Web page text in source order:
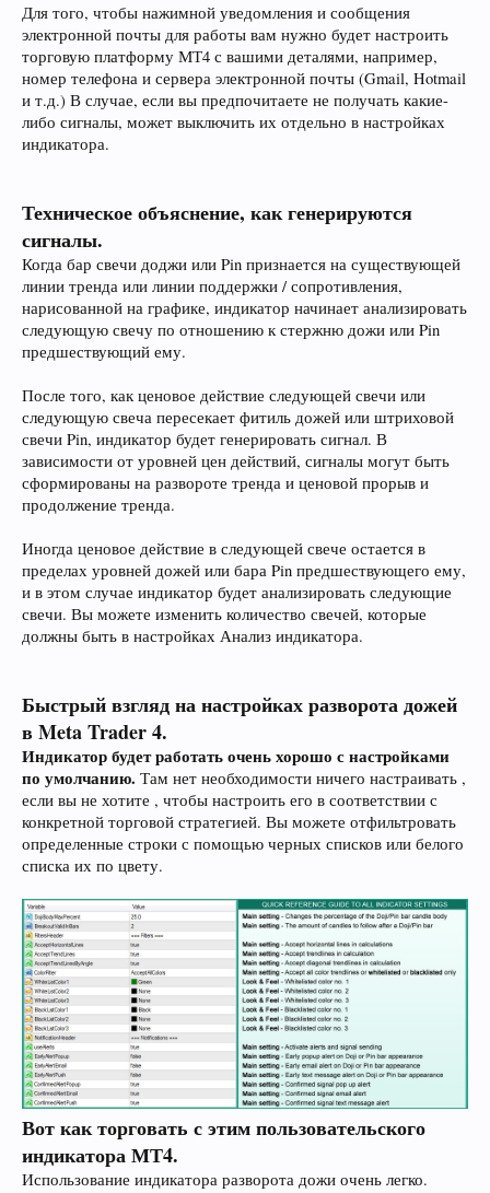
Для того, чтобы нажимной уведомления и сообщения
электронной почты для работы вам нужно будет настроить
торговую платформу МТ4 с вашими деталями, например,
номер телефона и сервера электронной почты (Gmail, Hotmail
и т.д.) В случае, если вы предпочитаете не получать какие-
либо сигналы, может выключить их отдельно в настройках
индикатора.
Техническое объяснение, как генерируются
сигналы.
Когда бар свечи доджи или Pin признается на существующей
линии тренда или линии поддержки / сопротивления,
нарисованной на графике, индикатор начинает анализировать
следующую свечу по отношению к стержню дожи или Pin
предшествующий ему.
После того, как ценовое действие следующей свечи или
следующую свеча пересекает фитиль дожей или штриховой
свечи Pin, индикатор будет генерировать сигнал. В
зависимости от уровней цен действий, сигналы могут быть
сформированы на развороте тренда и ценовой прорыв и
продолжение тренда.
Иногда ценовое действие в следующей свече остается в
пределах уровней дожей или бара Pin предшествующего ему,
и в этом случае индикатор будет анализировать следующие
свечи. Вы можете изменить количество свечей, которые
должны быть в настройках Анализ индикатора.
Быстрый взгляд на настройках разворота дожей
в Meta Trader 4.
Индикатор будет работать очень хорошо с настройками
по умолчанию. Там нет необходимости ничего настраивать ,
если вы не хотите , чтобы настроить его в соответствии с
конкретной торговой стратегией. Вы можете отфильтровать
определенные строки с помощью черных списков или белого
списка их по цвету.
Вот как торговать с этим пользовательского
индикатора МТ4.
Использование индикатора разворота дожи очень легко.